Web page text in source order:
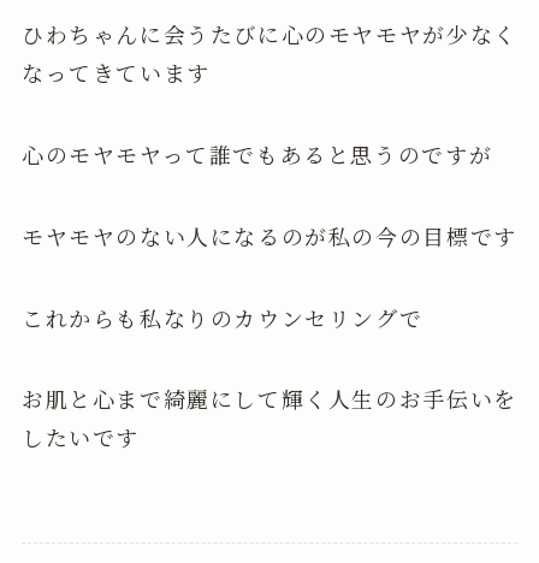
ひわちゃんに会うたびに心のモヤモヤが少なく
なってきています
心のモヤモヤって誰でもあると思うのですが
モヤモヤのない人になるのが私の今の目標です
これからも私なりのカウンセリングで
お肌と心まで綺麗にして輝く人生のお手伝いを
したいです